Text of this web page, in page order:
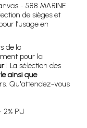
- 588 MARINE
de sièges et
l’usage en
de la
pour la
! La séléction des
ainsi que
Qu'attendez-vous
2% PU